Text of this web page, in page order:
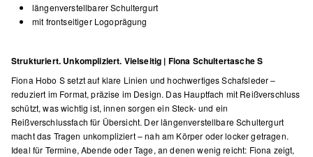
längenverstellbarer Schultergurt
mit frontseitiger Logoprägung
Strukturiert. Unkompliziert. Vielseitig | Fiona Schultertasche S
Fiona Hobo S setzt auf klare Linien und hochwertiges Schafsleder –
reduziert im Format, präzise im Design. Das Hauptfach mit Reißverschluss
schützt, was wichtig ist, innen sorgen ein Steck- und ein
Reißverschlussfach für Übersicht. Der längenverstellbare Schultergurt
macht das Tragen unkompliziert – nah am Körper oder locker getragen.
Ideal für Termine, Abende oder Tage, an denen wenig reicht: Fiona zeigt,